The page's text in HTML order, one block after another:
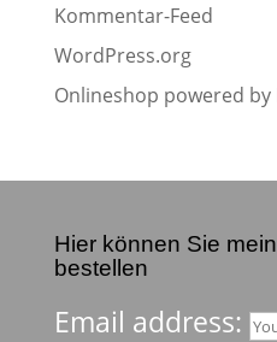
Kommentar-Feed
WordPress.org
Onlineshop powered by
Hier können Sie
bestellen
Email address: